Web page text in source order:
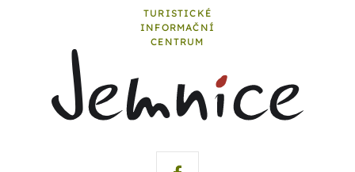
TURISTICKÉ
INFORMAČNÍ
CENTRUM